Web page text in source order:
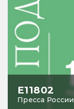
Е11802
Пресса России